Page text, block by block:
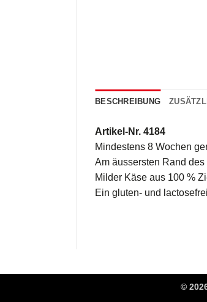
BESCHREIBUNG
Artikel-Nr. 4184
Mindestens 8 Wochen
Am äussersten Rand
Milder Käse aus 100 %
Ein gluten- und
©